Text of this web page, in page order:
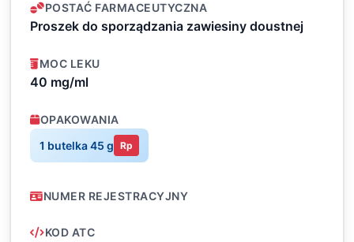
POSTAĆ FARMACEUTYCZNA
Proszek do sporządzania zawiesiny doustnej
MOC LEKU
40 mg/ml
OPAKOWANIA
1 butelka 45 g Rp
NUMER REJESTRACYJNY
KOD ATC